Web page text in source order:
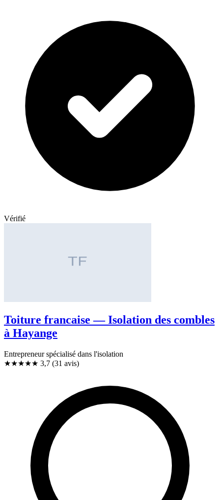
Vérifié
Toiture francaise — Isolation des combles
à Hayange
Entrepreneur spécialisé dans l'isolation
★★★★★ 3,7 (31 avis)